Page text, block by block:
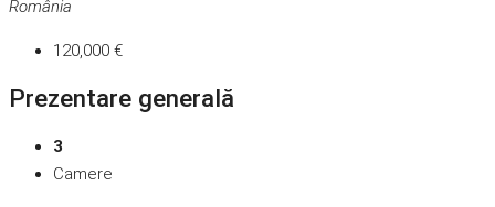
România
120,000 €
Prezentare generală
3
Camere